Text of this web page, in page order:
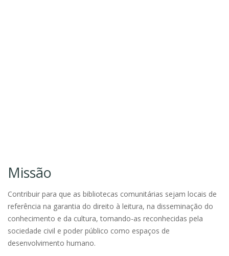
Missão
Contribuir para que as bibliotecas comunitárias sejam locais de
referência na garantia do direito à leitura, na disseminação do
conhecimento e da cultura, tomando-as reconhecidas pela
sociedade civil e poder público como espaços de
desenvolvimento humano.